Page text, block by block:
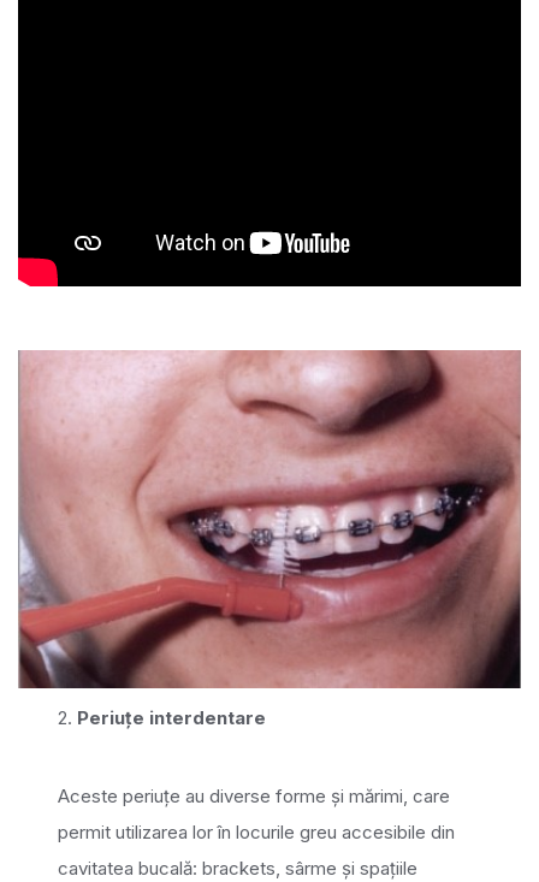
2. Periuțe interdentare
Aceste periuțe au diverse forme și mărimi, care
permit utilizarea lor în locurile greu accesibile din
cavitatea bucală: brackets, sârme și spațiile